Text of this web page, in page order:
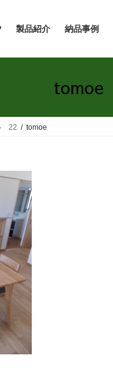
製品紹介 納品事例
tomoe
22 tomoe